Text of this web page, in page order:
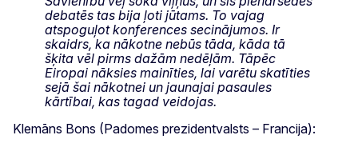
debatēs tas bija ļoti jūtams. To vajag
atspoguļot konferences secinājumos. Ir
skaidrs, ka nākotne nebūs tāda, kāda tā
šķita vēl pirms dažām nedēļām. Tāpēc
Eiropai nāksies mainīties, lai varētu skatīties
sejā šai nākotnei un jaunajai pasaules
kārtībai, kas tagad veidojas.
Klemāns Bons (Padomes prezidentvalsts – Francija):